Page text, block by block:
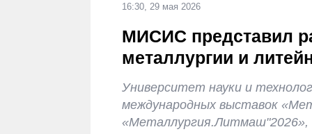
16:30, 29 мая 2026
МИСИС представил
металлургии и
Университет науки и
международных выставок